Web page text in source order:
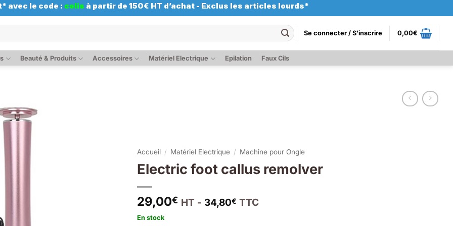
avec le code : colis à partir de 150€ HT d’achat - Exclus les articles lourds*
Se connecter / S’inscrire 0,00€
Beauté & Produits Accessoires Matériel Electrique Epilation Faux Cils
Accueil / Matériel Electrique / Machine pour Ongle
Electric foot callus remolver
29,00€ HT - 34,80€ TTC
En stock